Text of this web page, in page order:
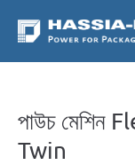
পাউচ
Twin